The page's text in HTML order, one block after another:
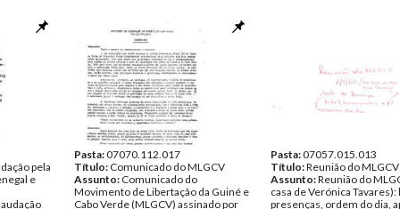
Amílcar
DAC - Documentos Amílcar
Tipo Documental:
Documentos
Página(s):4
pela
e
Pasta:07070.112.017
Título: Comunicado do MLGCV
Assunto: Comunicado do
Movimento de Libertação da Guiné e
Cabo Verde (MLGCV) assinado por
Pasta:07057.015.013
Título:Reunião do MLGCV
Assunto:Reunião do
casa de Verónica Tavares):
presenças, ordem do dia,